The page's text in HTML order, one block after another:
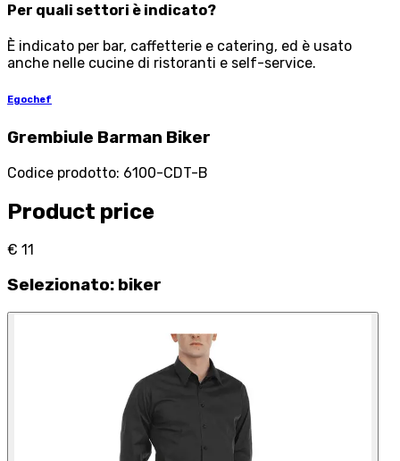
Per quali settori è indicato?
È indicato per bar, caffetterie e catering, ed è usato
anche nelle cucine di ristoranti e self-service.
Egochef
Grembiule Barman Biker
Codice prodotto: 6100-CDT-B
Product price
€ 11
Selezionato: biker